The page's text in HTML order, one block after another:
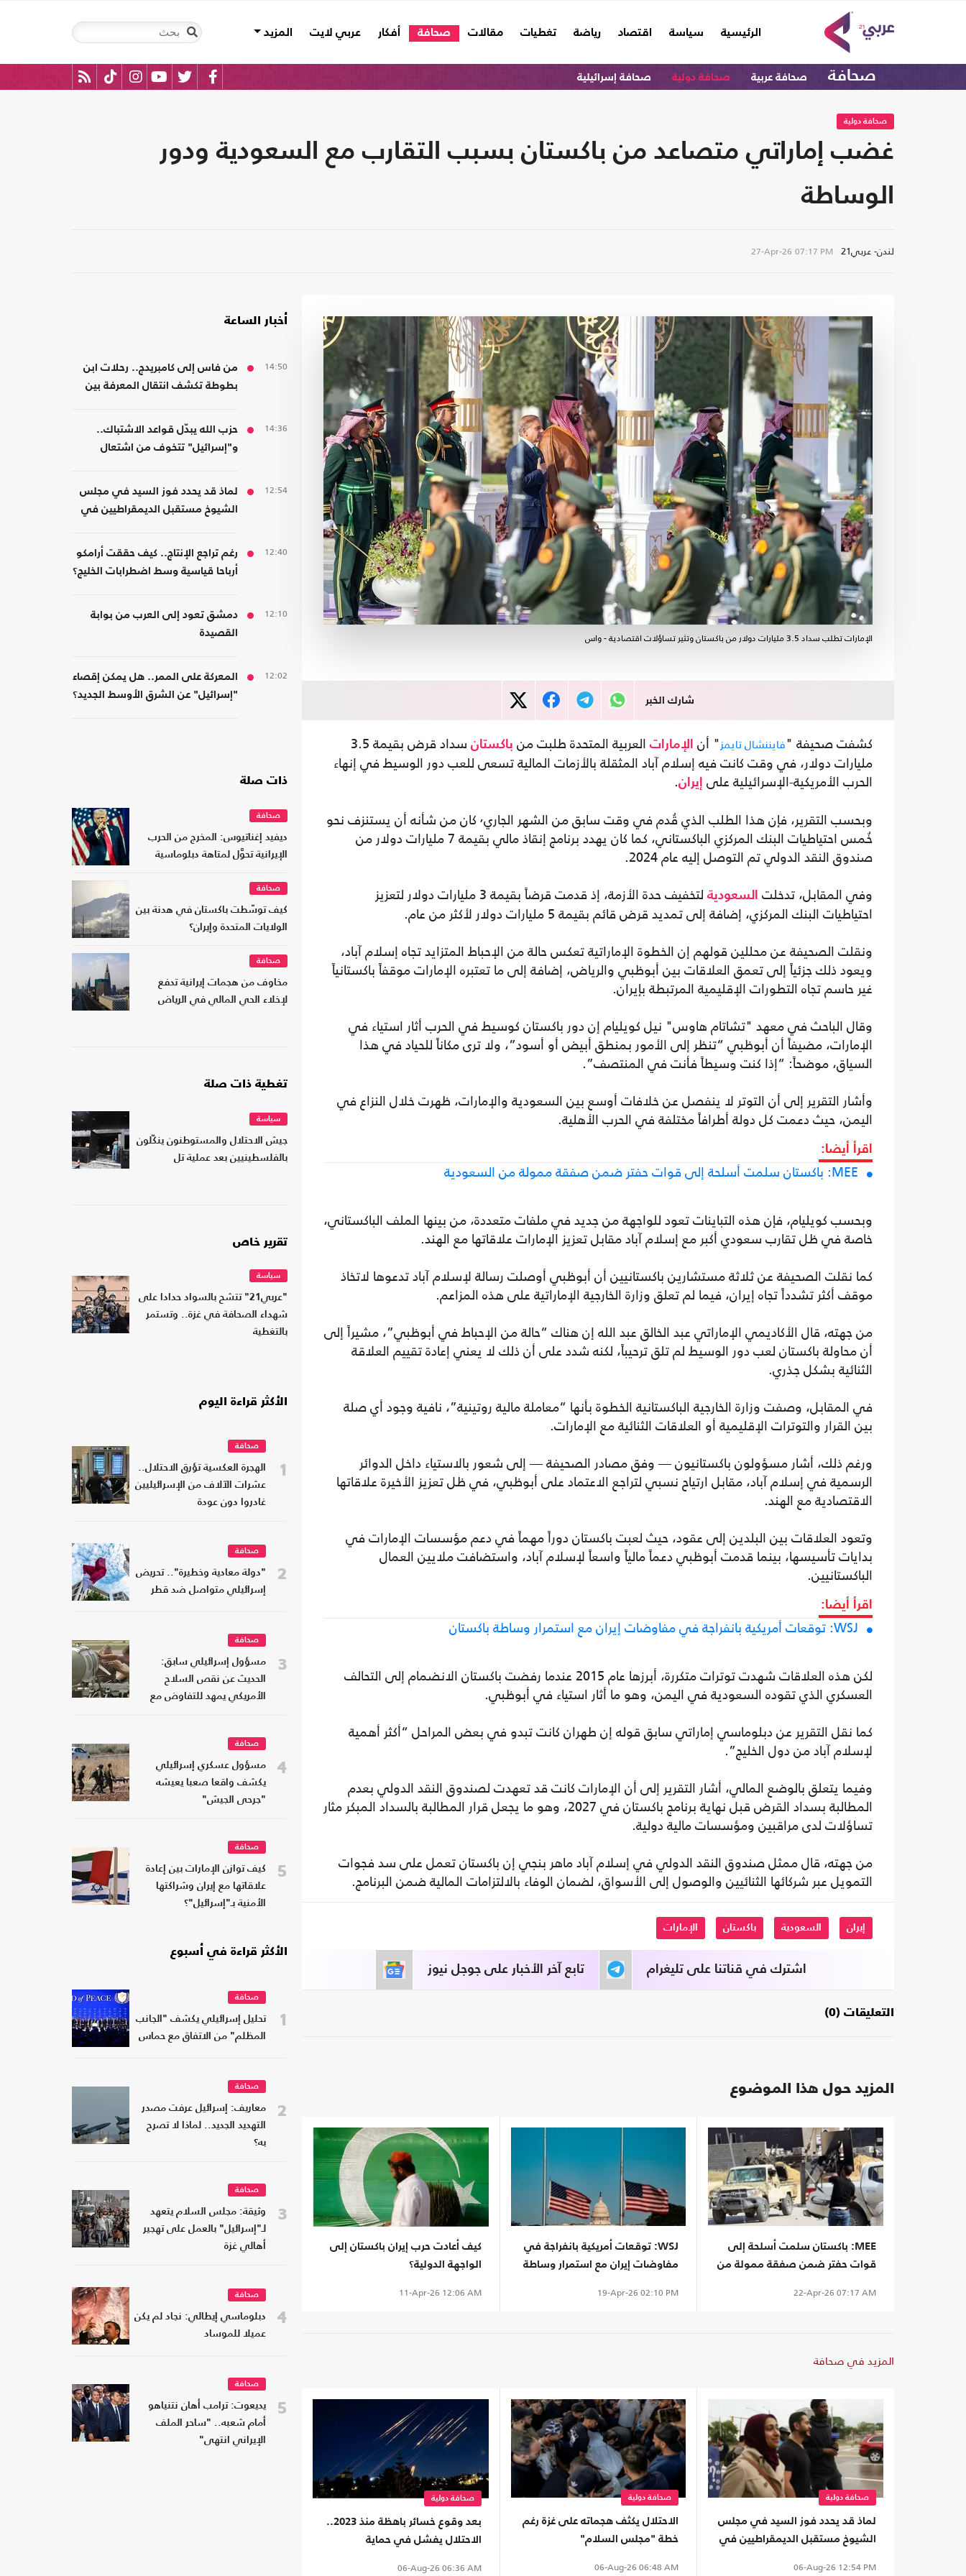
الرئيسية
(current) سياسة اقتصاد رياضة تغطيات مقالات صحافة أفكار عربي لايت المزيد
صحافة صحافة عربية صحافة دولية صحافة إسرائيلية
صحافة دولية
غضب إماراتي متصاعد من باكستان بسبب التقارب مع السعودية ودور
الوساطة
لندن- عربي21 27-Apr-26 07:17 PM
الإمارات تطلب سداد 3.5 مليارات دولار من باكستان وتثير تساؤلات اقتصادية - واس
شارك الخبر
كشفت صحيفة "فايننشال تايمز" أن الإمارات العربية المتحدة طلبت من باكستان
سداد قرض بقيمة 3.5
مليارات دولار، في وقت كانت فيه إسلام آباد المثقلة بالأزمات المالية تسعى للعب دور الوسيط في إنهاء
الحرب الأمريكية-الإسرائيلية على
إيران.
وبحسب التقرير، فإن هذا الطلب الذي قُدم في وقت سابق من الشهر الجاري٬ كان من شأنه أن يستنزف نحو
خُمس احتياطيات البنك المركزي الباكستاني، كما كان يهدد برنامج إنقاذ مالي بقيمة 7 مليارات دولار من
صندوق النقد الدولي تم التوصل إليه عام 2024.
وفي المقابل، تدخلت
السعودية
لتخفيف حدة الأزمة، إذ قدمت قرضاً بقيمة 3 مليارات دولار لتعزيز
احتياطيات البنك المركزي، إضافة إلى تمديد قرض قائم بقيمة 5 مليارات دولار لأكثر من عام.
ونقلت الصحيفة عن محللين قولهم إن الخطوة الإماراتية تعكس حالة من الإحباط المتزايد تجاه إسلام آباد،
ويعود ذلك جزئياً إلى تعمق العلاقات بين أبوظبي والرياض، إضافة إلى ما تعتبره الإمارات موقفاً باكستانياً
غير حاسم تجاه التطورات الإقليمية المرتبطة بإيران.
وقال الباحث في معهد "تشاتام هاوس" نيل كويليام إن دور باكستان كوسيط في الحرب أثار استياء في
الإمارات، مضيفاً أن أبوظبي “تنظر إلى الأمور بمنطق أبيض أو أسود”، ولا ترى مكاناً للحياد في هذا
السياق، موضحاً: “إذا كنت وسيطاً فأنت في المنتصف”.
وأشار التقرير إلى أن التوتر لا ينفصل عن خلافات أوسع بين السعودية والإمارات، ظهرت خلال النزاع في
اليمن، حيث دعمت كل دولة أطرافاً مختلفة في الحرب الأهلية.
اقرأ أيضا:
MEE: باكستان سلمت أسلحة إلى قوات حفتر ضمن صفقة ممولة من السعودية
وبحسب كويليام، فإن هذه التباينات تعود للواجهة من جديد في ملفات متعددة، من بينها الملف الباكستاني،
خاصة في ظل تقارب سعودي أكبر مع إسلام آباد مقابل تعزيز الإمارات علاقاتها مع الهند.
كما نقلت الصحيفة عن ثلاثة مستشارين باكستانيين أن أبوظبي أوصلت رسالة لإسلام آباد تدعوها لاتخاذ
موقف أكثر تشدداً تجاه إيران، فيما لم تعلق وزارة الخارجية الإماراتية على هذه المزاعم.
من جهته، قال الأكاديمي الإماراتي عبد الخالق عبد الله إن هناك “حالة من الإحباط في أبوظبي”، مشيراً إلى
أن محاولة باكستان لعب دور الوسيط لم تلق ترحيباً، لكنه شدد على أن ذلك لا يعني إعادة تقييم العلاقة
الثنائية بشكل جذري.
في المقابل، وصفت وزارة الخارجية الباكستانية الخطوة بأنها “معاملة مالية روتينية”، نافية وجود أي صلة
بين القرار والتوترات الإقليمية أو العلاقات الثنائية مع الإمارات.
ورغم ذلك، أشار مسؤولون باكستانيون — وفق مصادر الصحيفة — إلى شعور بالاستياء داخل الدوائر
الرسمية في إسلام آباد، مقابل ارتياح نسبي لتراجع الاعتماد على أبوظبي، في ظل تعزيز الأخيرة علاقاتها
الاقتصادية مع الهند.
وتعود العلاقات بين البلدين إلى عقود، حيث لعبت باكستان دوراً مهماً في دعم مؤسسات الإمارات في
بدايات تأسيسها، بينما قدمت أبوظبي دعماً مالياً واسعاً لإسلام آباد، واستضافت ملايين العمال
الباكستانيين.
اقرأ أيضا:
WSJ: توقعات أمريكية بانفراجة في مفاوضات إيران مع استمرار وساطة باكستان
لكن هذه العلاقات شهدت توترات متكررة، أبرزها عام 2015 عندما رفضت باكستان الانضمام إلى التحالف
العسكري الذي تقوده السعودية في اليمن، وهو ما أثار استياء في أبوظبي.
كما نقل التقرير عن دبلوماسي إماراتي سابق قوله إن طهران كانت تبدو في بعض المراحل “أكثر أهمية
لإسلام آباد من دول الخليج”.
وفيما يتعلق بالوضع المالي، أشار التقرير إلى أن الإمارات كانت قد تعهدت لصندوق النقد الدولي بعدم
المطالبة بسداد القرض قبل نهاية برنامج باكستان في 2027، وهو ما يجعل قرار المطالبة بالسداد المبكر مثار
تساؤلات لدى مراقبين ومؤسسات مالية دولية.
من جهته، قال ممثل صندوق النقد الدولي في إسلام آباد ماهر بنجي إن باكستان تعمل على سد فجوات
التمويل عبر شركائها الثنائيين والوصول إلى الأسواق، لضمان الوفاء بالالتزامات المالية ضمن البرنامج.
إيران السعودية باكستان الإمارات
تابع آخر الأخبار على جوجل نيوز اشترك في قناتنا على تليغرام
التعليقات (0)
المزيد حول هذا الموضوع
MEE: باكستان سلمت أسلحة إلى
قوات حفتر ضمن صفقة ممولة من
22-Apr-26 07:17 AM
WSJ: توقعات أمريكية بانفراجة في
مفاوضات إيران مع استمرار وساطة
19-Apr-26 02:10 PM
كيف أعادت حرب إيران باكستان إلى
الواجهة الدولية؟
11-Apr-26 12:06 AM
المزيد في صحافة
صحافة دولية
لماذ قد يحدد فوز السيد في مجلس
الشيوخ مستقبل الديمقراطيين في
06-Aug-26 12:54 PM
صحافة دولية
الاحتلال يكثف هجماته على غزة رغم
خطة "مجلس السلام"
06-Aug-26 06:48 AM
صحافة دولية
بعد وقوع خسائر باهظة منذ 2023..
الاحتلال يفشل في حماية
06-Aug-26 06:36 AM
أخبار الساعة
14:50
من فاس إلى كامبريدج.. رحلات ابن
بطوطة تكشف انتقال المعرفة بين
14:36
حزب الله يبدّل قواعد الاشتباك..
و"إسرائيل" تتخوف من اشتعال
12:54
لماذ قد يحدد فوز السيد في مجلس
الشيوخ مستقبل الديمقراطيين في
12:40
رغم تراجع الإنتاج.. كيف حققت أرامكو
أرباحا قياسية وسط اضطرابات الخليج؟
12:10
دمشق تعود إلى العرب من بوابة
القصيدة
12:02
المعركة على الممر.. هل يمكن إقصاء
"إسرائيل" عن الشرق الأوسط الجديد؟
ذات صلة
صحافة
ديفيد إغناتيوس: المخرج من الحرب
الإيرانية تحوَّل لمتاهة دبلوماسية
صحافة
كيف توسّطت باكستان في هدنة بين
الولايات المتحدة وإيران؟
صحافة
مخاوف من هجمات إيرانية تدفع
لإخلاء الحي المالي في الرياض
تغطية ذات صلة
سياسة
جيش الاحتلال والمستوطنون ينكّلون
بالفلسطينيين بعد عملية تل
تقرير خاص
سياسة
"عربي21" تتشح بالسواد حدادا على
شهداء الصحافة في غزة.. وتستمر
بالتغطية
الأكثر قراءة اليوم
1
صحافة
الهجرة العكسية تؤرق الاحتلال..
عشرات الآلاف من الإسرائيليين
غادروا دون عودة
2
صحافة
"دولة معادية وخطيرة".. تحريض
إسرائيلي متواصل ضد قطر
3
صحافة
مسؤول إسرائيلي سابق:
الحديث عن نقص السلاح
الأمريكي يمهد للتفاوض مع
4
صحافة
مسؤول عسكري إسرائيلي
يكشف واقعا صعبا يعيشه
"جرحى الجيش"
5
صحافة
كيف توازن الإمارات بين إعادة
علاقاتها مع إيران وشراكتها
الأمنية بـ"إسرائيل"؟
الأكثر قراءة في أسبوع
1
صحافة
تحليل إسرائيلي يكشف "الجانب
المظلم" من الاتفاق مع حماس
2
صحافة
معاريف: إسرائيل عرفت مصدر
التهديد الجديد.. لماذا لا تصرح
به؟
3
صحافة
وثيقة: مجلس السلام يتعهد
لـ"إسرائيل" بالعمل على تهجير
أهالي غزة
4
صحافة
دبلوماسي إيطالي: نجاد لم يكن
عميلا للموساد
5
صحافة
يديعوت: ترامب أهان نتنياهو
أمام شعبه.. "ساحر الملف
الإيراني انتهى"